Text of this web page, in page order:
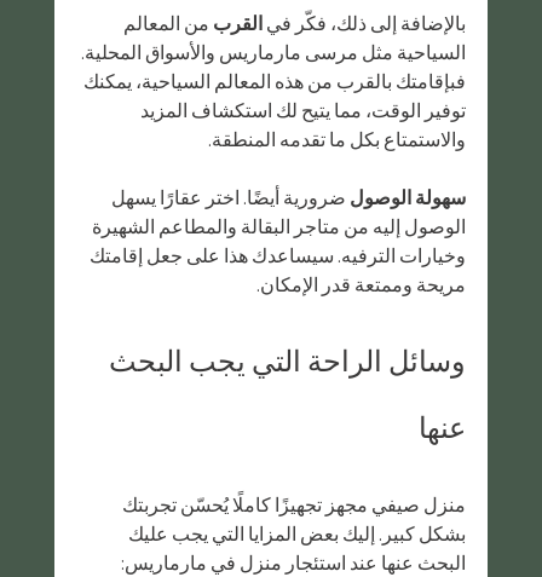
بالإضافة إلى ذلك، فكّر في القرب من المعالم
السياحية مثل مرسى مارماريس والأسواق المحلية.
فبإقامتك بالقرب من هذه المعالم السياحية، يمكنك
توفير الوقت، مما يتيح لك استكشاف المزيد
والاستمتاع بكل ما تقدمه المنطقة.
سهولة الوصول ضرورية أيضًا. اختر عقارًا يسهل
الوصول إليه من متاجر البقالة والمطاعم الشهيرة
وخيارات الترفيه. سيساعدك هذا على جعل إقامتك
مريحة وممتعة قدر الإمكان.
وسائل الراحة التي يجب البحث
عنها
منزل صيفي مجهز تجهيزًا كاملًا يُحسّن تجربتك
بشكل كبير. إليك بعض المزايا التي يجب عليك
البحث عنها عند استئجار منزل في مارماريس: